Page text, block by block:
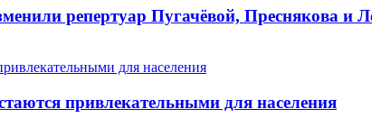
репертуар Пугачёвой, Преснякова и
привлекательными для населения